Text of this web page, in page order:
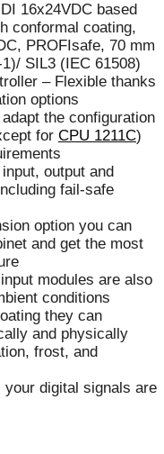
16x24VDC based
conformal coating,
PROFIsafe, 70 mm
SIL3 (IEC 61508)
– Flexible thanks
options
the configuration
for CPU 1211C)
output and
fail-safe
option you can
and get the most
modules are also
conditions
they can
and physically
frost, and
digital signals are